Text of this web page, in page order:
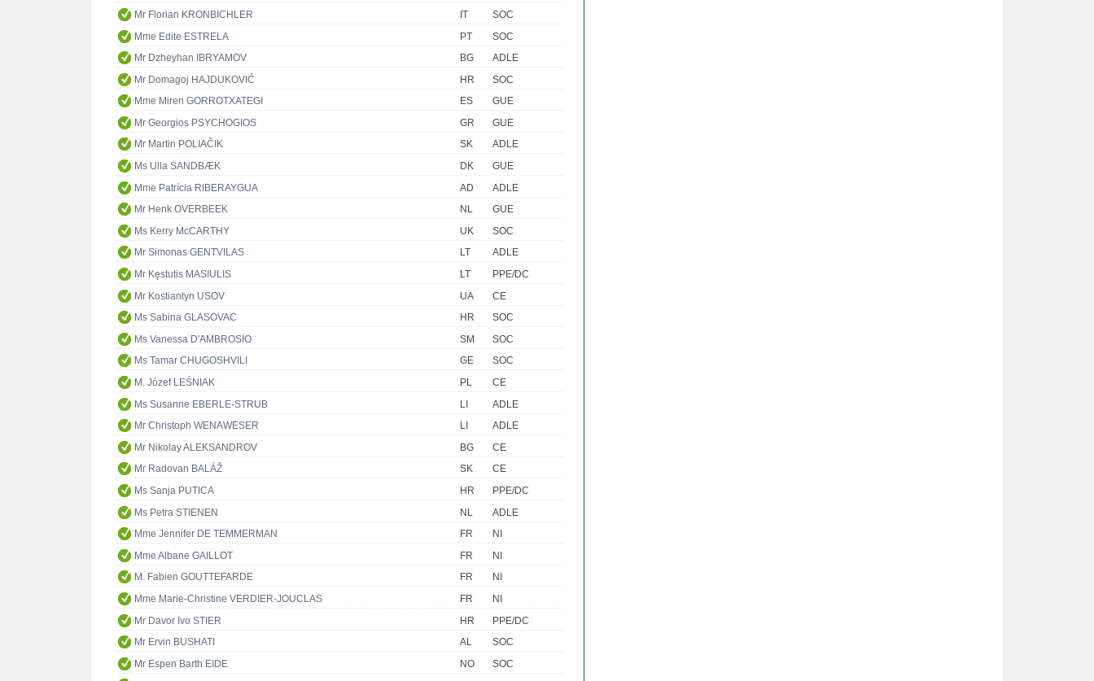
Mr Florian KRONBICHLER
IT
SOC
Mme Edite ESTRELA
PT
SOC
Mr Dzheyhan IBRYAMOV
BG
ADLE
Mr Domagoj HAJDUKOVIĆ
HR
SOC
Mme Miren GORROTXATEGI
ES
GUE
Mr Georgios PSYCHOGIOS
GR
GUE
Mr Martin POLIAČIK
SK
ADLE
Ms Ulla SANDBÆK
DK
GUE
Mme Patrícia RIBERAYGUA
AD
ADLE
Mr Henk OVERBEEK
NL
GUE
Ms Kerry McCARTHY
UK
SOC
Mr Simonas GENTVILAS
LT
ADLE
Mr Kęstutis MASIULIS
LT
PPE/DC
Mr Kostiantyn USOV
UA
CE
Ms Sabina GLASOVAC
HR
SOC
Ms Vanessa D'AMBROSIO
SM
SOC
Ms Tamar CHUGOSHVILI
GE
SOC
M. Józef LEŚNIAK
PL
CE
Ms Susanne EBERLE-STRUB
LI
ADLE
Mr Christoph WENAWESER
LI
ADLE
Mr Nikolay ALEKSANDROV
BG
CE
Mr Radovan BALÁŽ
SK
CE
Ms Sanja PUTICA
HR
PPE/DC
Ms Petra STIENEN
NL
ADLE
Mme Jennifer DE TEMMERMAN
FR
NI
Mme Albane GAILLOT
FR
NI
M. Fabien GOUTTEFARDE
FR
NI
Mme Marie-Christine VERDIER-JOUCLAS
FR
NI
Mr Davor Ivo STIER
HR
PPE/DC
Mr Ervin BUSHATI
AL
SOC
Mr Espen Barth EIDE
NO
SOC